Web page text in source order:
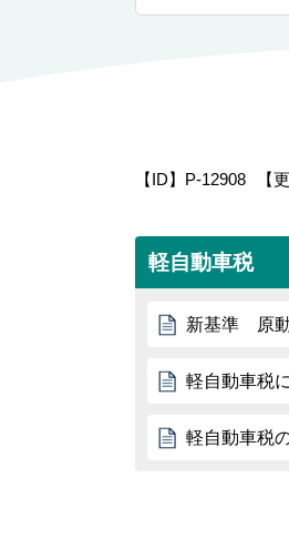
【ID】 P-12908 【
軽自動車税
新基準 原
軽自動車税
軽自動車税